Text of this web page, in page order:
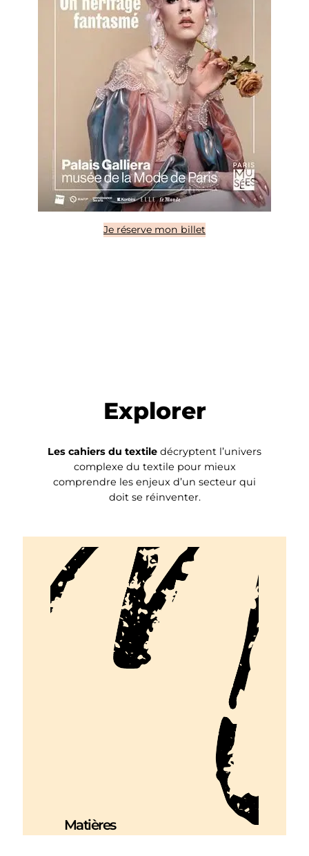
Je réserve mon billet
Explorer
Les cahiers du textile décryptent l’univers
complexe du textile pour mieux
comprendre les enjeux d’un secteur qui
doit se réinventer.
Matières